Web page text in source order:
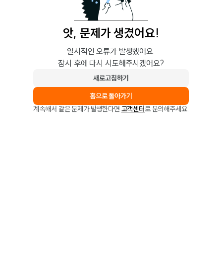
앗, 문제가 생겼어요!
일시적인 오류가 발생했어요.
잠시 후에 다시 시도해주시겠어요?
새로고침하기
홈으로 돌아가기
계속해서 같은 문제가 발생한다면 고객센터로 문의해주세요.